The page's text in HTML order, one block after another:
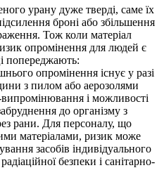
урану дуже тверді, саме їх
броні або збільшення
Тож коли матеріал
опромінення для людей є
попереджають:
опромінення існує у разі
з пилом або аерозолями
випромінювання і можливості
до організму з
рани. Для персоналу, що
матеріалами, ризик може
засобів індивідуального
безпеки і санітарно-